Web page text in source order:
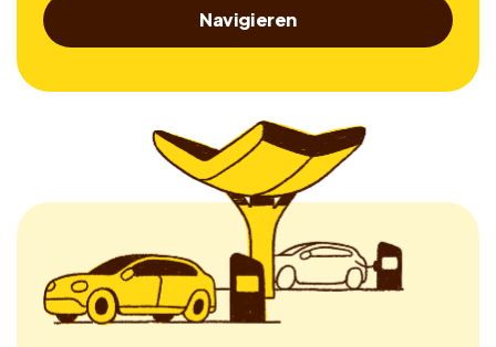
Navigieren